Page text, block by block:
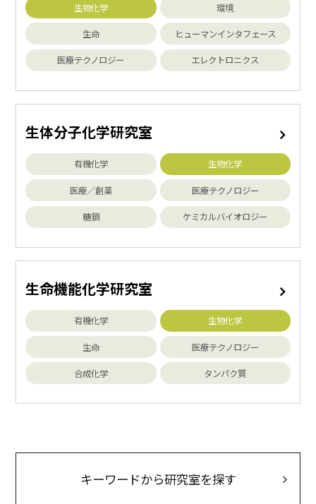
生物化学 環境
生命 ヒューマンインタフェース
医療テクノロジー エレクトロニクス
生体分子化学研究室
有機化学 生物化学
医療／創薬 医療テクノロジー
糖鎖 ケミカルバイオロジー
生命機能化学研究室
有機化学 生物化学
生命 医療テクノロジー
合成化学 タンパク質